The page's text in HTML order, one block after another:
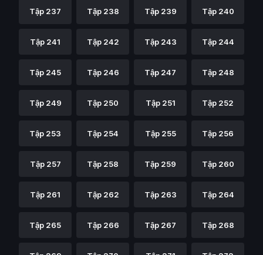
Tập 237 Tập 238 Tập 239 Tập 240
Tập 241 Tập 242 Tập 243 Tập 244
Tập 245 Tập 246 Tập 247 Tập 248
Tập 249 Tập 250 Tập 251 Tập 252
Tập 253 Tập 254 Tập 255 Tập 256
Tập 257 Tập 258 Tập 259 Tập 260
Tập 261 Tập 262 Tập 263 Tập 264
Tập 265 Tập 266 Tập 267 Tập 268